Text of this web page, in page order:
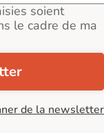
soient
le cadre de ma
de la newsletter